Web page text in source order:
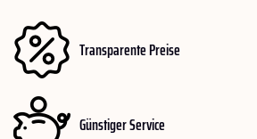
Transparente Preise
Günstiger Service